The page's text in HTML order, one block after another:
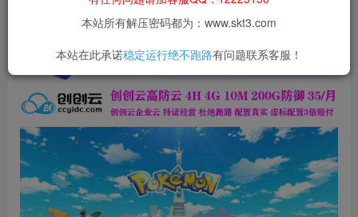
等非法行为；资源下载后请于 24 小时内删除，违规后
果由使用者自行承担。
本站所有解压密码都为：www.skt3.com
本站在此承诺稳定运行绝不跑路有问题联系客服！